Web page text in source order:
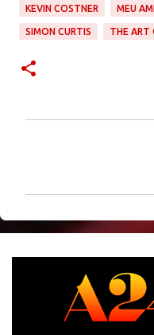
KEVIN COSTNER MEU
SIMON CURTIS THE ART
n
t